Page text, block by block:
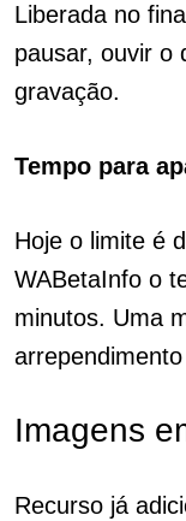
Liberada no
pausar, ouvir o
gravação.
Tempo para
Hoje o limite é
WABetaInfo o
minutos. Uma
Imagens
Recurso já